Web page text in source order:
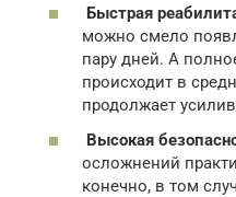
Быстрая
можно смело
пару дней. А
происходит в
продолжает
Высокая
осложнений
конечно, в том